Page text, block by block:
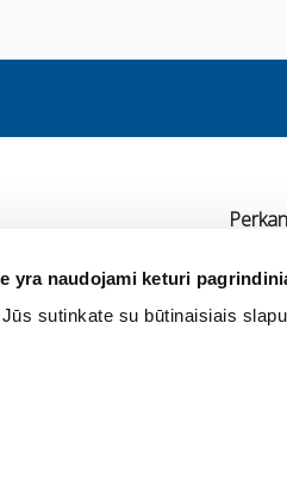
yra naudojami keturi
sutinkate su būtinaisiais
partneriai